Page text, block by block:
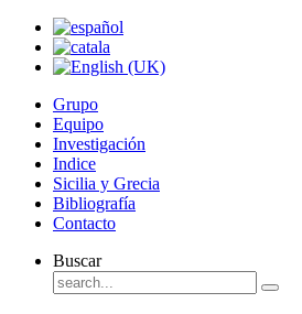
Grupo
Equipo
Investigación
Indice
Sicilia y Grecia
Bibliografía
Contacto
Buscar